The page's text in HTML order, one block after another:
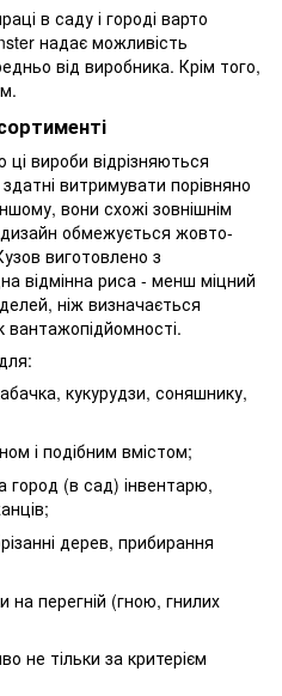
в саду і городі варто
надає можливість
від виробника. Крім того,
вироби відрізняються
витримувати порівняно
вони схожі зовнішнім
обмежується жовто-
виготовлено з
відмінна риса - менш міцний
ніж визначається
вантажопідйомності.
кукурудзи, соняшнику,
і подібним вмістом;
город (в сад) інвентарю,
дерев, прибирання
на перегній (гною, гнилих
не тільки за критерієм